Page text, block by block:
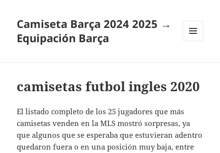
Camiseta Barça 2024 2025 →
Equipación Barça
camisetas futbol ingles 2020
El listado completo de los 25 jugadores que más
camisetas venden en la MLS mostró sorpresas, ya
que algunos que se esperaba que estuvieran adentro
quedaron fuera o en una posición muy baja, entre